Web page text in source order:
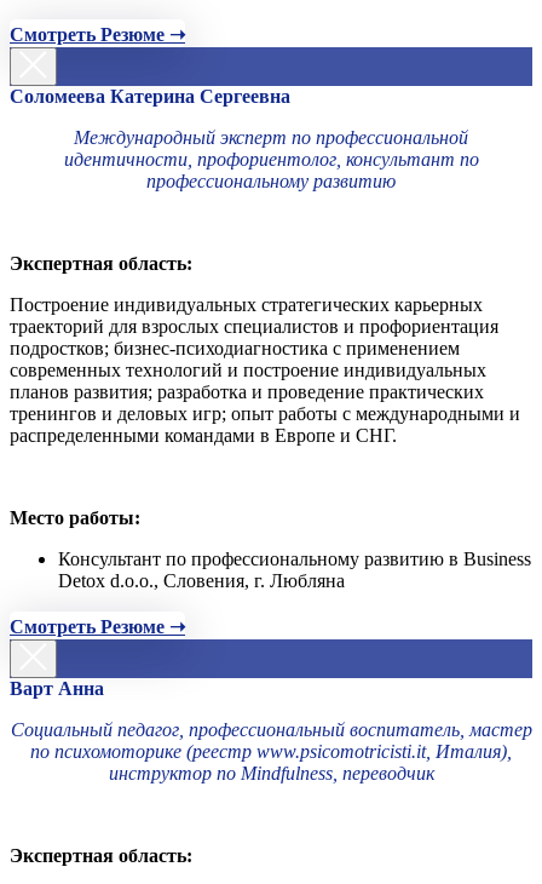
Смотреть Резюме ➝
Соломеева Катерина Сергеевна
Международный эксперт по профессиональной
идентичности, профориентолог, консультант по
профессиональному развитию
Экспертная область:
Построение индивидуальных стратегических карьерных
траекторий для взрослых специалистов и профориентация
подростков; бизнес-психодиагностика с применением
современных технологий и построение индивидуальных
планов развития; разработка и проведение практических
тренингов и деловых игр; опыт работы с международными и
распределенными командами в Европе и СНГ.
Место работы:
Консультант по профессиональному развитию в Business
Detox d.o.o., Словения, г. Любляна
Смотреть Резюме ➝
Варт Анна
Социальный педагог, профессиональный воспитатель, мастер
по психомоторике (реестр www.psicomotricisti.it, Италия),
инструктор по Mindfulness, переводчик
Экспертная область: